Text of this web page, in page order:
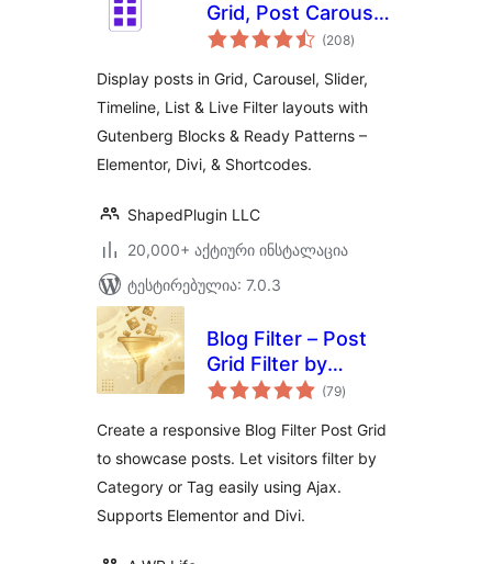
Grid, Post Carousel,
Post Slider
for Blog & News
(208საერთო
რეიტინგი
)
Display posts in Grid, Carousel, Slider,
Timeline, List & Live Filter layouts with
Gutenberg Blocks & Ready Patterns –
Elementor, Divi, & Shortcodes.
ShapedPlugin LLC
20,000+ აქტიური ინსტალაცია
ტესტირებულია: 7.0.3
Blog Filter – Post
Grid Filter by
Category or Tag
(79საერთო
რეიტინგი
)
Create a responsive Blog Filter Post Grid
to showcase posts. Let visitors filter by
Category or Tag easily using Ajax.
Supports Elementor and Divi.